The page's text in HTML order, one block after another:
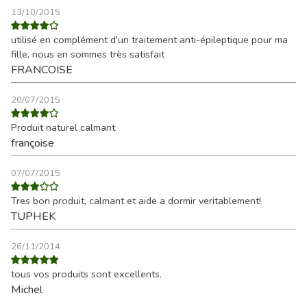
13/10/2015
utilisé en complément d'un traitement anti-épileptique pour ma
fille, nous en sommes très satisfait
FRANCOISE
20/07/2015
Produit naturel calmant
françoise
07/07/2015
Tres bon produit, calmant et aide a dormir veritablement!
TUPHEK
26/11/2014
tous vos produits sont excellents.
Michel